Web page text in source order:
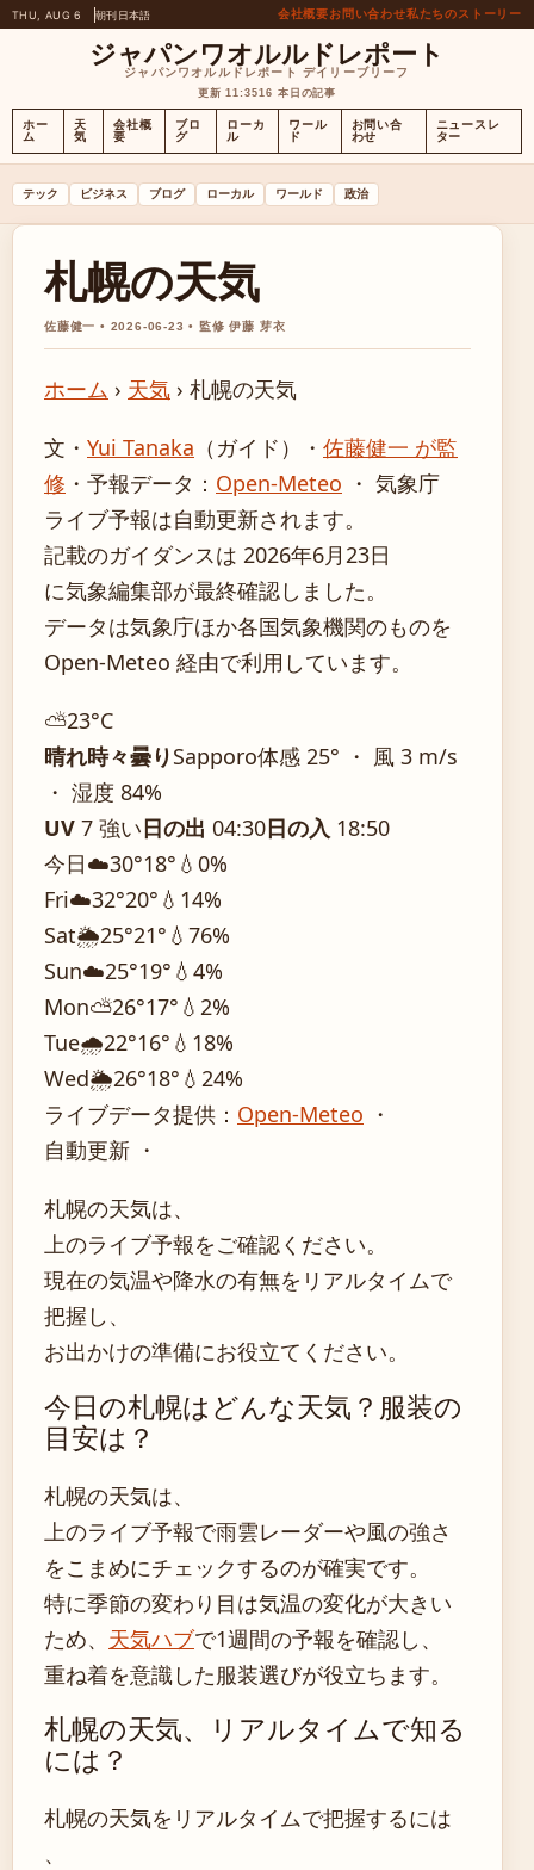
THU, AUG 6 朝刊日本語 会社概要お問い合わせ私たちのストーリー
ジャパンワオルルドレポート
ジャパンワオルルドレポート デイリーブリーフ
更新 11:3516 本日の記事
ホー
ム
天
気
会社概
要
ブロ
グ
ローカ
ル
ワール
ド
お問い合
わせ
ニュースレ
ター
テック ビジネス ブログ ローカル ワールド 政治
札幌の天気
佐藤健一 • 2026-06-23 • 監修 伊藤 芽衣
ホーム › 天気 › 札幌の天気
文・ Yui Tanaka （ガイド） ・ 佐藤健一 が監
修 ・ 予報データ： Open-Meteo ・ 気象庁
ライブ予報は自動更新されます。
記載のガイダンスは 2026年6月23日
に気象編集部が最終確認しました。
データは気象庁ほか各国気象機関のものを
Open-Meteo 経由で利用しています。
⛅23°C
晴れ時々曇りSapporo体感 25° ・ 風 3 m/s
・ 湿度 84%
UV 7 強い日の出 04:30日の入 18:50
今日☁️30°18° 💧0%
Fri☁️32°20° 💧14%
Sat🌦️25°21° 💧76%
Sun☁️25°19° 💧4%
Mon⛅26°17° 💧2%
Tue🌧️22°16° 💧18%
Wed🌦️26°18° 💧24%
ライブデータ提供： Open-Meteo ・
自動更新 ・
札幌の天気は、
上のライブ予報をご確認ください。
現在の気温や降水の有無をリアルタイムで
把握し、
お出かけの準備にお役立てください。
今日の札幌はどんな天気？服装の
目安は？
札幌の天気は、
上のライブ予報で雨雲レーダーや風の強さ
をこまめにチェックするのが確実です。
特に季節の変わり目は気温の変化が大きい
ため、 天気ハブで1週間の予報を確認し、
重ね着を意識した服装選びが役立ちます。
札幌の天気、リアルタイムで知る
には？
札幌の天気をリアルタイムで把握するには
、